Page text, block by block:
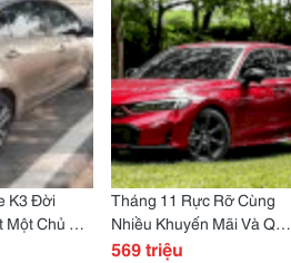
K3 Đời
Một Chủ Từ
Tháng 11 Rực Rỡ Cùng
Nhiều Khuyến Mãi Và Quà
Tặng Hấp Dẫn - Thời Điểm
569 triệu